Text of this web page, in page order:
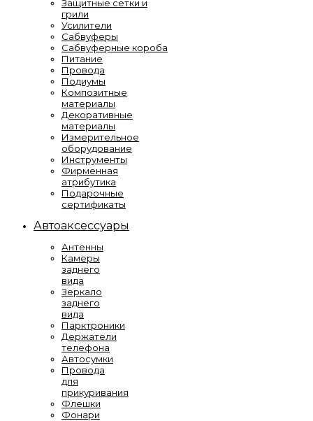
Защитные сетки и
грили
Усилители
Сабвуферы
Сабвуферные короба
Питание
Провода
Подиумы
Композитные
материалы
Декоративные
материалы
Измерительное
оборудование
Инструменты
Фирменная
атрибутика
Подарочные
сертификаты
Автоаксессуары
Антенны
Камеры
заднего
вида
Зеркало
заднего
вида
Парктроники
Держатели
телефона
Автосумки
Провода
для
прикуривания
Флешки
Фонари